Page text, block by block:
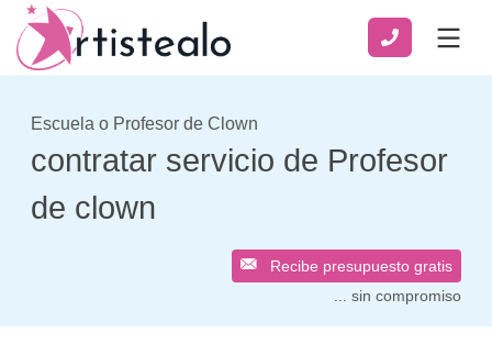
Escuela o Profesor de Clown
contratar servicio de Profesor
de clown
Recibe presupuesto gratis
... sin compromiso